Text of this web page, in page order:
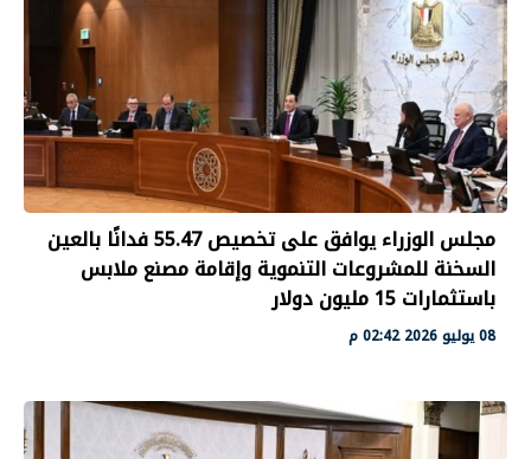
مجلس الوزراء يوافق على تخصيص 55.47 فدانًا بالعين
السخنة للمشروعات التنموية وإقامة مصنع ملابس
باستثمارات 15 مليون دولار
08 يوليو 2026 02:42 م